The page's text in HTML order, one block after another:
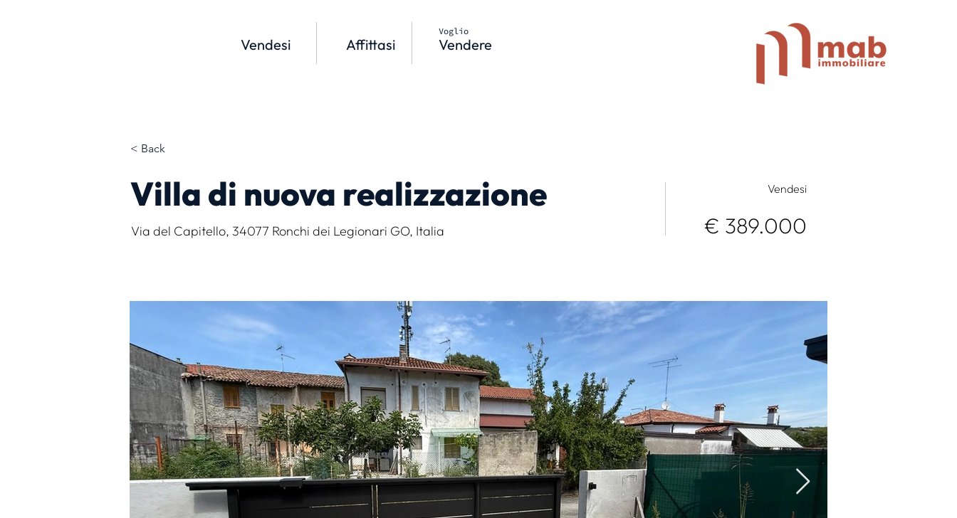
Vendesi Affittasi Vendere
Voglio
< Back
Villa di nuova realizzazione
Via del Capitello, 34077 Ronchi dei Legionari GO, Italia
Vendesi
€ 389.000